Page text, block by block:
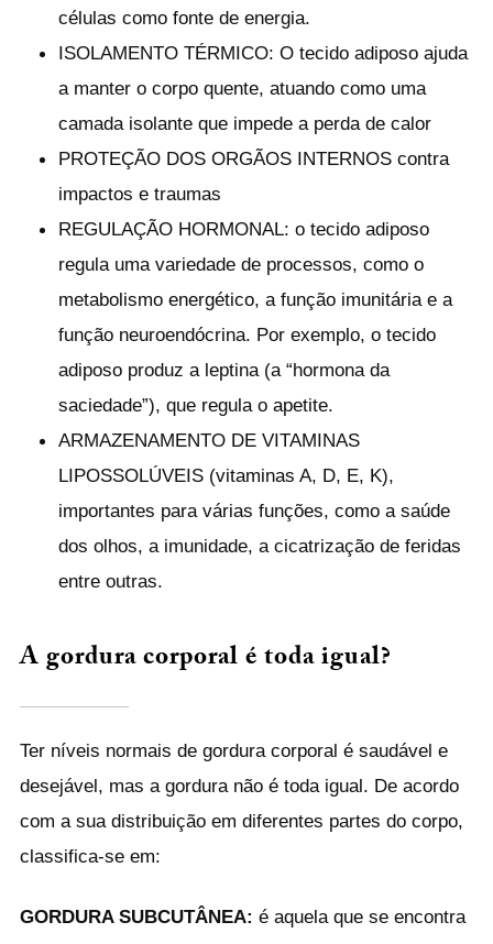
células como fonte de energia.
ISOLAMENTO TÉRMICO: O tecido adiposo ajuda
a manter o corpo quente, atuando como uma
camada isolante que impede a perda de calor
PROTEÇÃO DOS ORGÃOS INTERNOS contra
impactos e traumas
REGULAÇÃO HORMONAL: o tecido adiposo
regula uma variedade de processos, como o
metabolismo energético, a função imunitária e a
função neuroendócrina. Por exemplo, o tecido
adiposo produz a leptina (a “hormona da
saciedade”), que regula o apetite.
ARMAZENAMENTO DE VITAMINAS
LIPOSSOLÚVEIS (vitaminas A, D, E, K),
importantes para várias funções, como a saúde
dos olhos, a imunidade, a cicatrização de feridas
entre outras.
A gordura corporal é toda igual?
Ter níveis normais de gordura corporal é saudável e
desejável, mas a gordura não é toda igual. De acordo
com a sua distribuição em diferentes partes do corpo,
classifica-se em:
GORDURA SUBCUTÂNEA: é aquela que se encontra